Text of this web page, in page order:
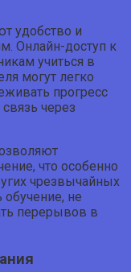
удобство и
Онлайн-доступ к
учиться в
могут легко
прогресс
через
что особенно
чрезвычайных
обучение, не
перерывов в